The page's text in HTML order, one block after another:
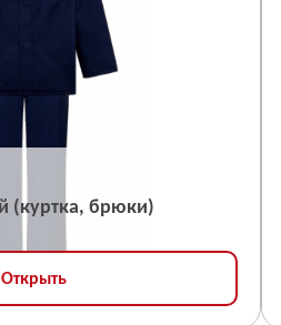
Костюм КЩС летний (куртка, брюки)
Открыть